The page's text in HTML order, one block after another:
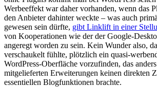
Werbeeffekt war daher vorhanden, wenn das
den Anbieter dahinter weckte – was auch
gewesen sein dürfte, gibt Linklift in einer
von Kooperationen wie der der Google-
angeregt worden zu sein. Kein Wunder also,
verschaukelt fühlte, plötzlich ein quasi-
WordPress-Oberfläche vorzufinden, das
mitgelieferten Erweiterungen keinen direkten
essentiellen Blogfunktionen brachte.